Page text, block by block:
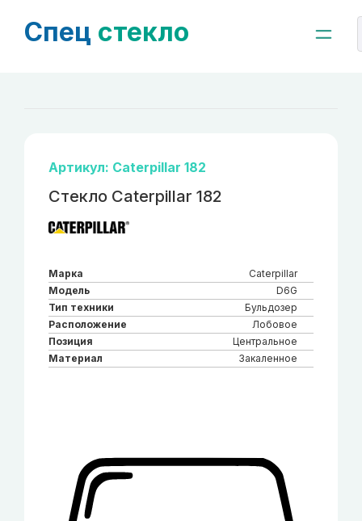
Спец стекло
Артикул: Caterpillar 182
Стекло Caterpillar 182
Марка
Caterpillar
Модель
D6G
Тип техники
Бульдозер
Расположение
Лобовое
Позиция
Центральное
Материал
Закаленное